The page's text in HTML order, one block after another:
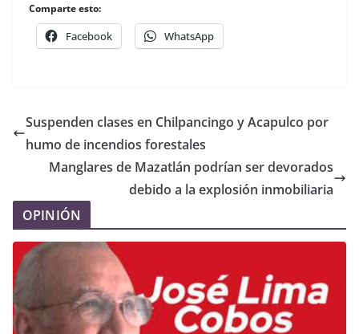
Comparte esto:
Facebook WhatsApp
Suspenden clases en Chilpancingo y Acapulco por
humo de incendios forestales
Manglares de Mazatlán podrían ser devorados
debido a la explosión inmobiliaria
OPINIÓN